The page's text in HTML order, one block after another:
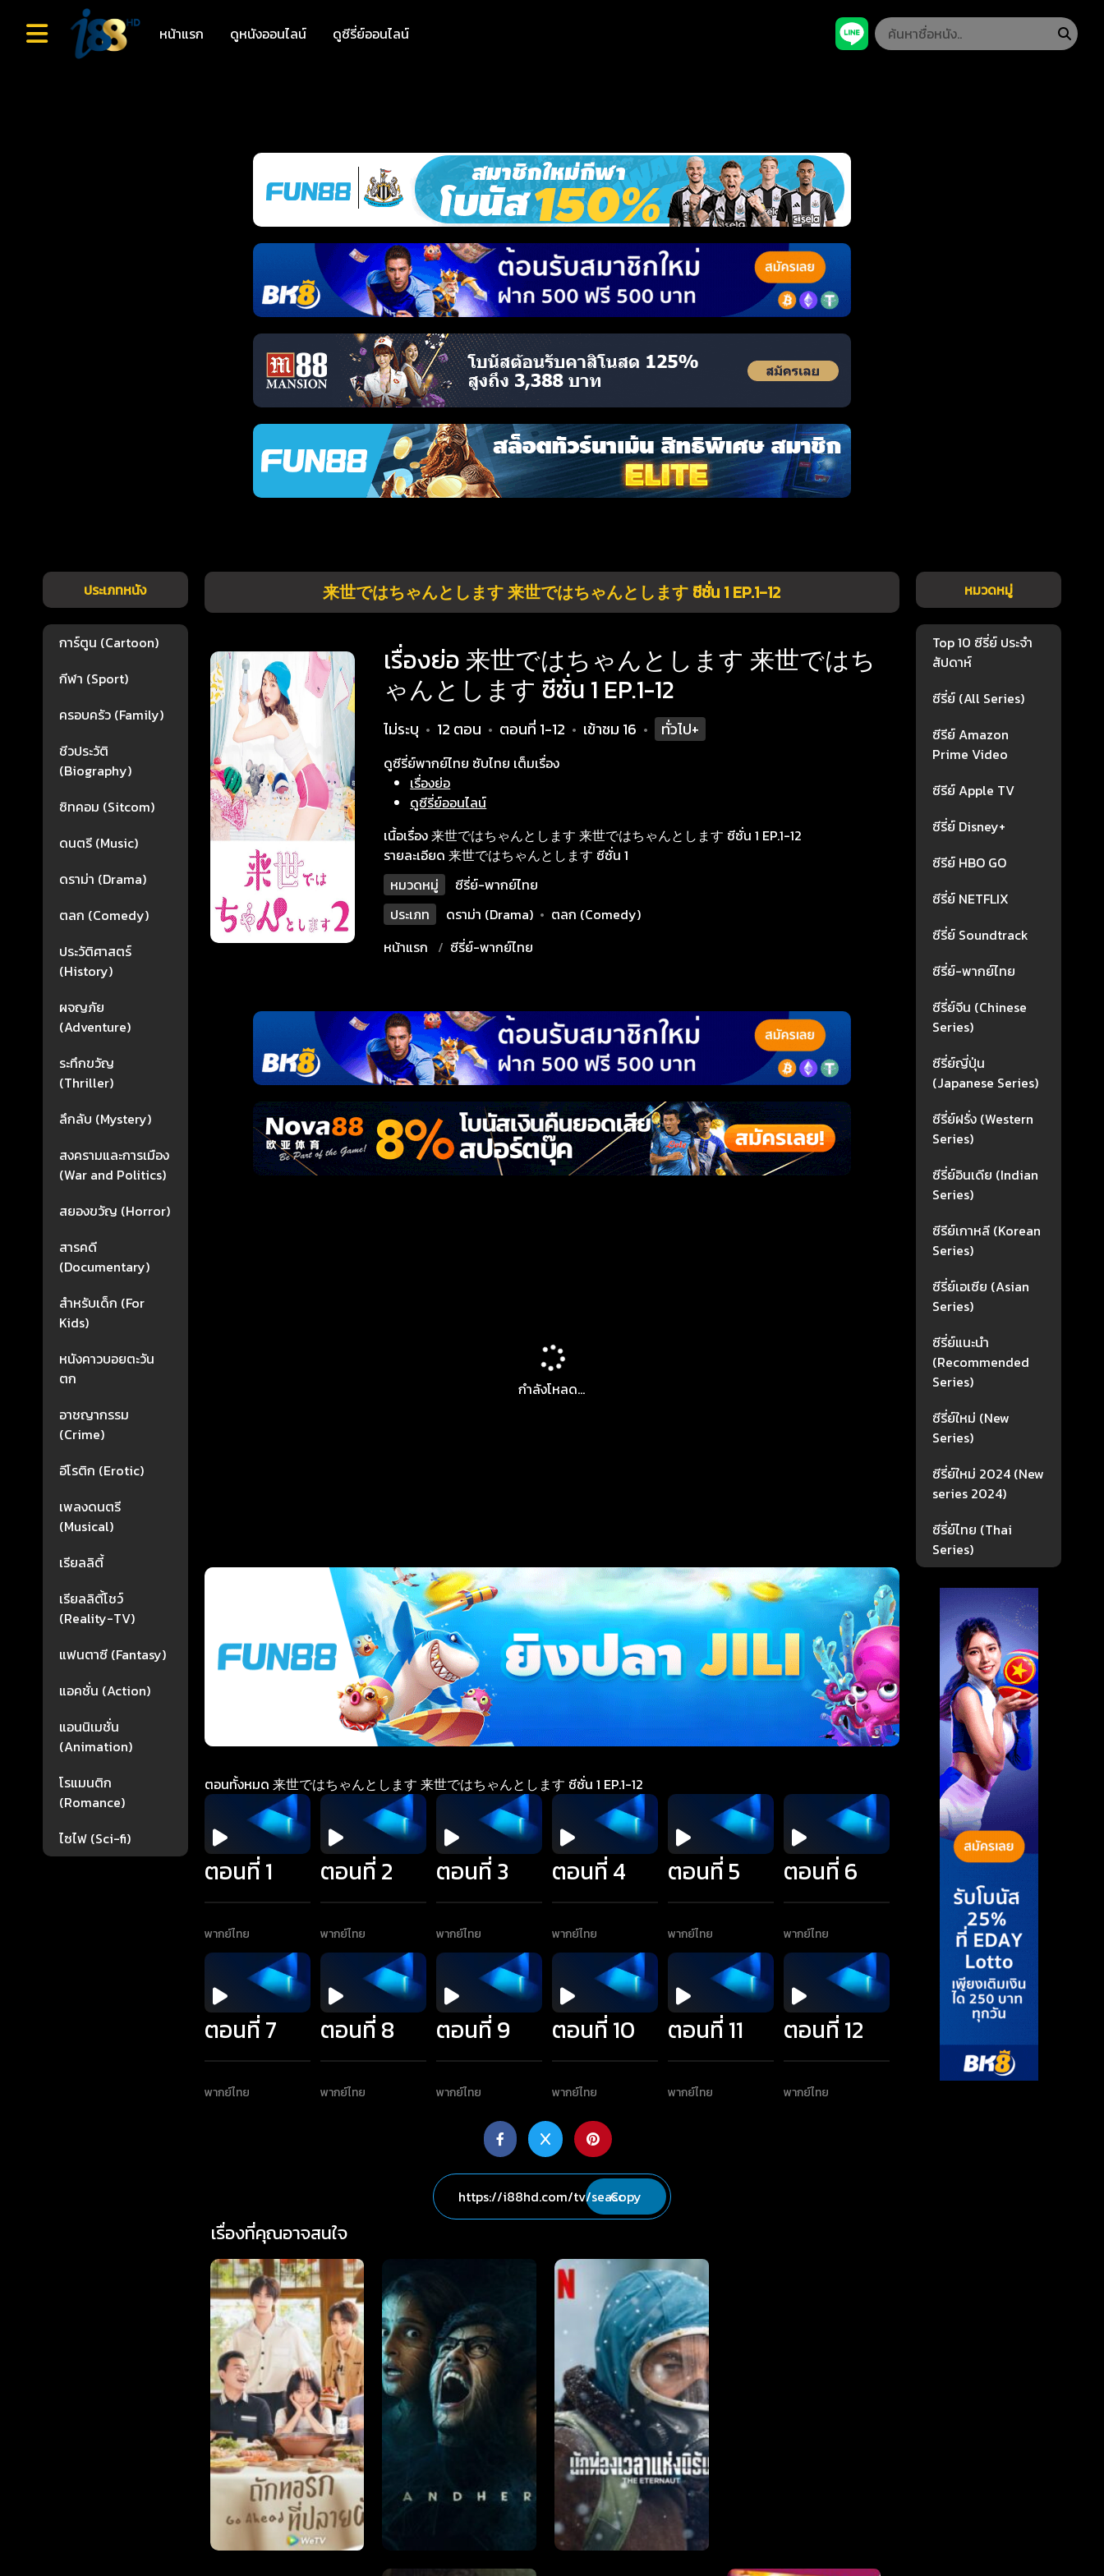
หน้าแรก ดูหนังออนไลน์ ดูซีรี่ย์ออนไลน์
ประเภทหนัง
การ์ตูน (Cartoon)
กีฬา (Sport)
ครอบครัว (Family)
ชีวประวัติ
(Biography)
ซิทคอม (Sitcom)
ดนตรี (Music)
ดราม่า (Drama)
ตลก (Comedy)
ประวัติศาสตร์
(History)
ผจญภัย
(Adventure)
ระทึกขวัญ
(Thriller)
ลึกลับ (Mystery)
สงครามและการเมือง
(War and Politics)
สยองขวัญ (Horror)
สารคดี
(Documentary)
สำหรับเด็ก (For
Kids)
หนังคาวบอยตะวัน
ตก
อาชญากรรม
(Crime)
อีโรติก (Erotic)
เพลงดนตรี
(Musical)
เรียลลิตี้
เรียลลิตี้โชว์
(Reality-TV)
แฟนตาซี (Fantasy)
แอคชั่น (Action)
แอนนิเมชั่น
(Animation)
โรแมนติก
(Romance)
ไซไฟ (Sci-fi)
来世ではちゃんとします 来世ではちゃんとします ซีซั่น 1 EP.1-12
เรื่องย่อ 来世ではちゃんとします 来世ではち
ゃんとします ซีซั่น 1 EP.1-12
ไม่ระบุ • 12 ตอน • ตอนที่ 1-12 • เข้าชม 16 • ทั่วไป+
ดูซีรี่ย์พากย์ไทย ซับไทย เต็มเรื่อง
เรื่องย่อ
ดูซีรี่ย์ออนไลน์
เนื้อเรื่อง 来世ではちゃんとします 来世ではちゃんとします ซีซั่น 1 EP.1-12
รายละเอียด 来世ではちゃんとします ซีซั่น 1
หมวดหมู่
ซีรี่ย์-พากย์ไทย
ประเภท
ดราม่า (Drama) • ตลก (Comedy)
หน้าแรก
ซีรี่ย์-พากย์ไทย
กำลังโหลด...
ตอนทั้งหมด 来世ではちゃんとします 来世ではちゃんとします ซีซั่น 1 EP.1-12
ตอนที่ 1
พากย์ไทย
ตอนที่ 2
พากย์ไทย
ตอนที่ 3
พากย์ไทย
ตอนที่ 4
พากย์ไทย
ตอนที่ 5
พากย์ไทย
ตอนที่ 6
พากย์ไทย
ตอนที่ 7
พากย์ไทย
ตอนที่ 8
พากย์ไทย
ตอนที่ 9
พากย์ไทย
ตอนที่ 10
พากย์ไทย
ตอนที่ 11
พากย์ไทย
ตอนที่ 12
พากย์ไทย
Copy
เรื่องที่คุณอาจสนใจ
หมวดหมู่
Top 10 ซีรี่ย์ ประจำ
สัปดาห์
ซีรี่ย์ (All Series)
ซีรีย์ Amazon
Prime Video
ซีรีย์ Apple TV
ซีรี่ย์ Disney+
ซีรีย์ HBO GO
ซีรี่ย์ NETFLIX
ซีรี่ย์ Soundtrack
ซีรี่ย์-พากย์ไทย
ซีรี่ย์จีน (Chinese
Series)
ซีรี่ย์ญี่ปุ่น
(Japanese Series)
ซีรี่ย์ฝรั่ง (Western
Series)
ซีรี่ย์อินเดีย (Indian
Series)
ซีรีย์เกาหลี (Korean
Series)
ซีรี่ย์เอเซีย (Asian
Series)
ซีรี่ย์แนะนำ
(Recommended
Series)
ซีรี่ย์ใหม่ (New
Series)
ซีรี่ย์ใหม่ 2024 (New
series 2024)
ซีรี่ย์ไทย (Thai
Series)